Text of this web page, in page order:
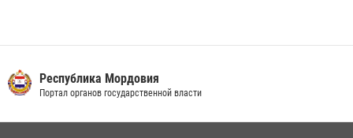
обеспечили безопасность на футбольных мероприятиях: от
регионального турнира до Суперкубка России
Республика Мордовия
Портал органов государственной власти